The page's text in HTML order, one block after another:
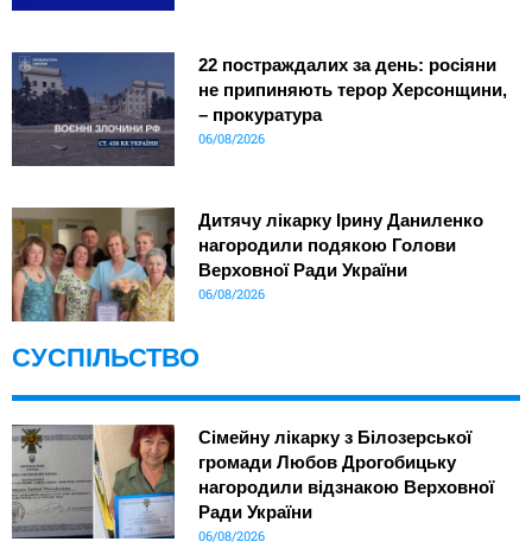
22 постраждалих за день: росіяни
не припиняють терор Херсонщини,
– прокуратура
06/08/2026
Дитячу лікарку Ірину Даниленко
нагородили подякою Голови
Верховної Ради України
06/08/2026
СУСПІЛЬСТВО
Сімейну лікарку з Білозерської
громади Любов Дрогобицьку
нагородили відзнакою Верховної
Ради України
06/08/2026